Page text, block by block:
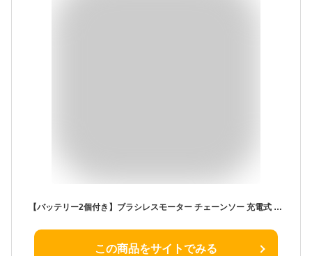
【バッテリー2個付き】ブラシレスモーター チェーンソー 充電式 小型 コードレス 6インチ 21V 給油機能 電動のこぎり 片手 軽量 強力 木工切断 農業 園芸用 枝切り 伐採 ハンディ 家庭用 女性対応 PSE認証済
この商品をサイトでみる